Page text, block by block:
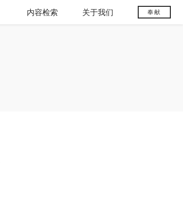
内容检索 关于我们 奉献